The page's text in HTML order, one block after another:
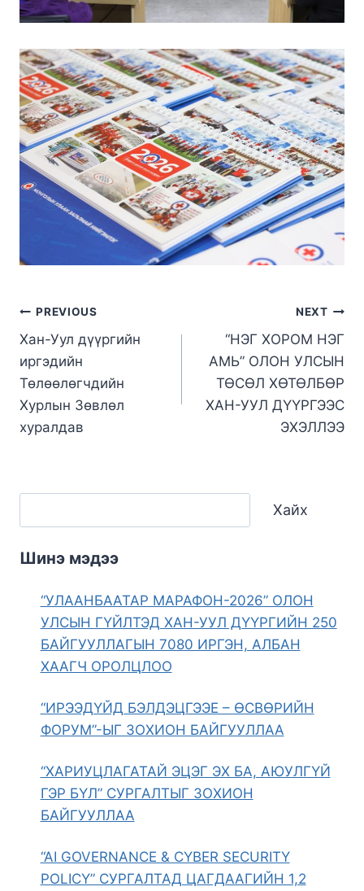
PREVIOUS
Хан-Уул дүүргийн
иргэдийн
Төлөөлөгчдийн
Хурлын Зөвлөл
хуралдав
NEXT
“НЭГ ХОРОМ НЭГ
АМЬ” ОЛОН УЛСЫН
ТӨСӨЛ ХӨТӨЛБӨР
ХАН-УУЛ ДҮҮРГЭЭС
ЭХЭЛЛЭЭ
Хайх
Шинэ мэдээ
“УЛААНБААТАР МАРАФОН-2026” ОЛОН
УЛСЫН ГҮЙЛТЭД ХАН-УУЛ ДҮҮРГИЙН 250
БАЙГУУЛЛАГЫН 7080 ИРГЭН, АЛБАН
ХААГЧ ОРОЛЦЛОО
“ИРЭЭДҮЙД БЭЛДЭЦГЭЭЕ – ӨСВӨРИЙН
ФОРУМ”-ЫГ ЗОХИОН БАЙГУУЛЛАА
“ХАРИУЦЛАГАТАЙ ЭЦЭГ ЭХ БА, АЮУЛГҮЙ
ГЭР БҮЛ” СУРГАЛТЫГ ЗОХИОН
БАЙГУУЛЛАА
“AI GOVERNANCE & CYBER SECURITY
POLICY” СУРГАЛТАД ЦАГДААГИЙН 1,2